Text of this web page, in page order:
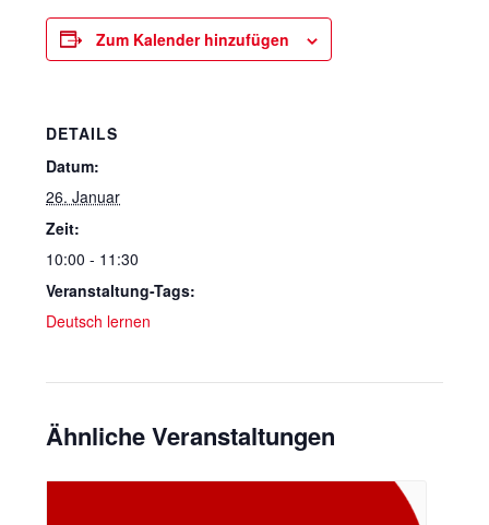
Zum Kalender hinzufügen
DETAILS
Datum:
26. Januar
Zeit:
10:00 - 11:30
Veranstaltung-Tags:
Deutsch lernen
Ähnliche Veranstaltungen